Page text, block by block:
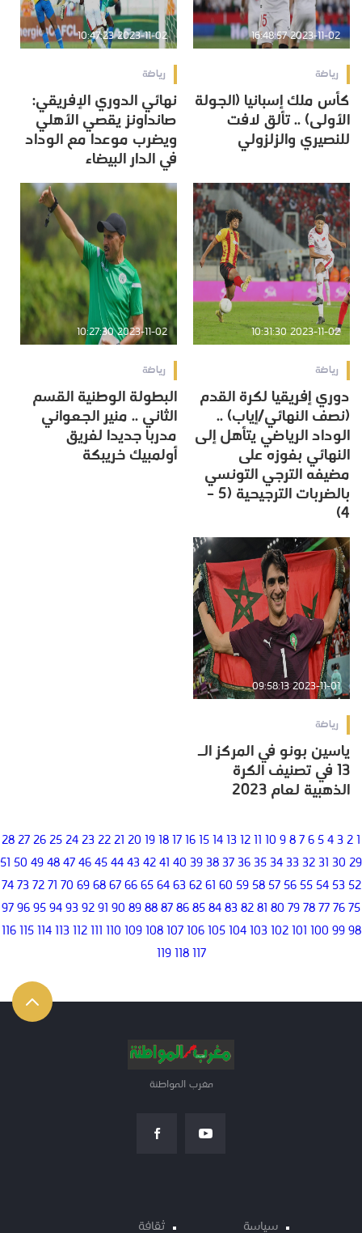
2023-11-02 16:48:57
رياضة
كأس ملك إسبانيا (الجولة
الأولى) .. تألق لافت
للنصيري والزلزولي
2023-11-02 10:47:23
رياضة
نهائي الدوري الإفريقي:
صانداونز يقصي الأهلي
ويضرب موعدا مع الوداد
في الدار البيضاء
2023-11-02 10:31:30
رياضة
دوري إفريقيا لكرة القدم
(نصف النهائي/إياب) ..
الوداد الرياضي يتأهل إلى
النهائي بفوزه على
مضيفه الترجي التونسي
بالضربات الترجيحية (5 –
4)
2023-11-02 10:27:30
رياضة
البطولة الوطنية القسم
الثاني .. منير الجعواني
مدربا جديدا لفريق
أولمبيك خريبكة
2023-11-01 09:58:13
رياضة
ياسين بونو في المركز الـ
13 في تصنيف الكرة
الذهبية لعام 2023
1
2
3
4
5
6
7
8
9
10
11
12
13
14
15
16
17
18
19
20
21
22
23
24
25
26
27
28
29
30
31
32
33
34
35
36
37
38
39
40
41
42
43
44
45
46
47
48
49
50
51
52
53
54
55
56
57
58
59
60
61
62
63
64
65
66
67
68
69
70
71
72
73
74
75
76
77
78
79
80
81
82
83
84
85
86
87
88
89
90
91
92
93
94
95
96
97
98
99
100
101
102
103
104
105
106
107
108
109
110
111
112
113
114
115
116
117
118
119
مغرب المواطنة
سياسة ثقافة